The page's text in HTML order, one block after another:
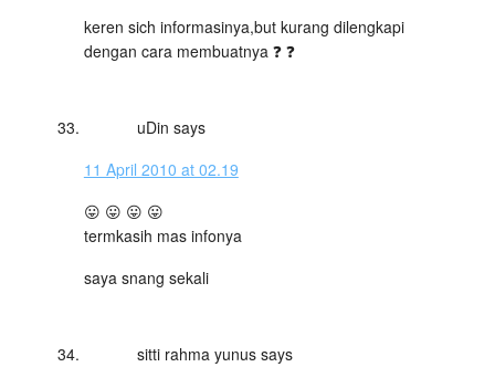
keren sich informasinya,but kurang dilengkapi
dengan cara membuatnya ❓ ❓
uDin says
11 April 2010 at 02.19
😛 😛 😛 😛
termkasih mas infonya
saya snang sekali
sitti rahma yunus says